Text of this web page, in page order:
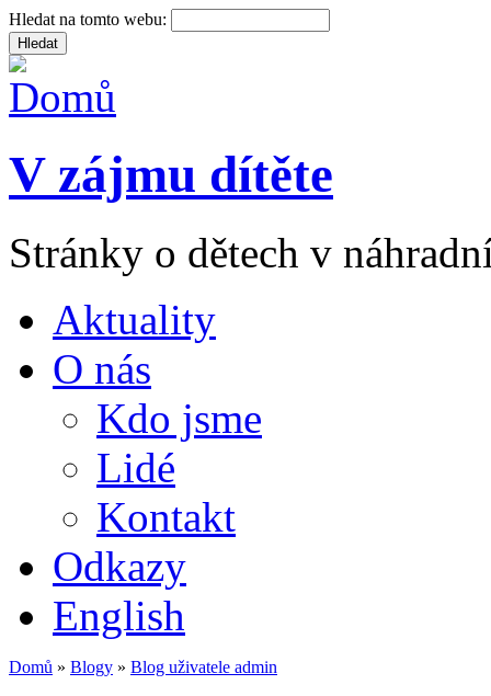
Hledat na tomto webu:
V zájmu dítěte
Stránky o dětech v
Aktuality
O nás
Kdo jsme
Lidé
Kontakt
Odkazy
English
Domů » Blogy » Blog uživatele admin